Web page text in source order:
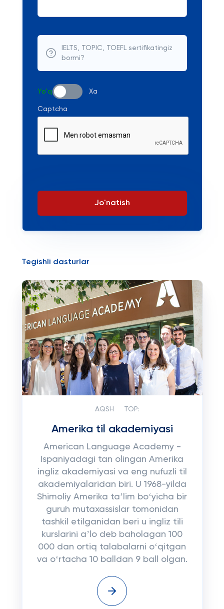
IELTS, TOPIC, TOEFL sertifikatingiz
bormi?
Yo'q Xa
Captcha
Jo'natish
Tegishli dasturlar
AQSH TOP:
Amerika til akademiyasi
American Language Academy -
Ispaniyadagi tan olingan Amerika
ingliz akademiyasi va eng nufuzli til
akademiyalaridan biri. U 1968-yilda
Shimoliy Amerika taʼlim boʻyicha bir
guruh mutaxassislar tomonidan
tashkil etilganidan beri u ingliz tili
kurslarini aʼlo deb baholagan 100
000 dan ortiq talabalarni oʻqitgan
va oʻrtacha 10 balldan 9 ball olgan.